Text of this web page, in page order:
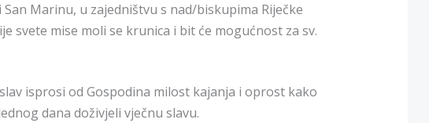
Marinu, u zajedništvu s nad/biskupima Riječke
svete mise moli se krunica i bit će mogućnost za sv.
isprosi od Gospodina milost kajanja i oprost kako
dana doživjeli vječnu slavu.